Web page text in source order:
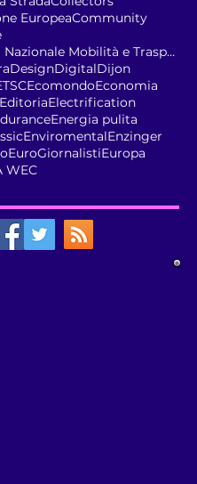
EuropeaCommunity
Conferenza Nazionale Mobilità e Trasporto Sostenib
DesignDigitalDijon
EcomondoEconomia
EditoriaElectrification
Energia pulita
EnviromentalEnzinger
EuroGiornalistiEuropa
WEC